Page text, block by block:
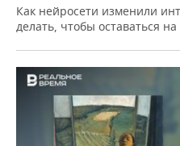
Как нейросети изменили
делать, чтобы оставаться